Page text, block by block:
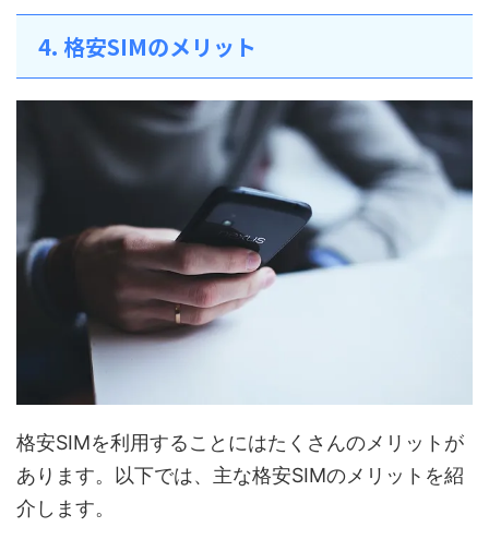
4. 格安SIMのメリット
格安SIMを利用することにはたくさんのメリットが
あります。以下では、主な格安SIMのメリットを紹
介します。